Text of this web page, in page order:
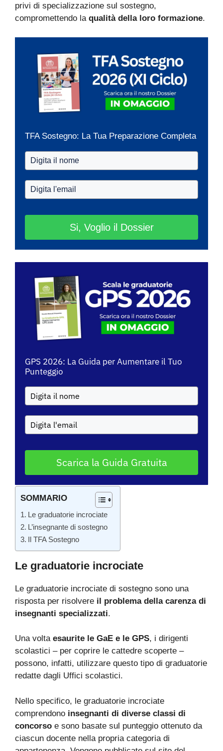
privi di specializzazione sul sostegno,
compromettendo la qualità della loro formazione.
TFA Sostegno: La Tua Preparazione Completa
Si, Voglio il Dossier
GPS 2026: La Guida per Aumentare il Tuo
Punteggio
Scarica la Guida Gratuita
SOMMARIO
Le graduatorie incrociate
L’insegnante di sostegno
Il TFA Sostegno
Le graduatorie incrociate
Le graduatorie incrociate di sostegno sono una
risposta per risolvere il problema della carenza di
insegnanti specializzati.
Una volta esaurite le GaE e le GPS, i dirigenti
scolastici – per coprire le cattedre scoperte –
possono, infatti, utilizzare questo tipo di graduatorie
redatte dagli Uffici scolastici.
Nello specifico, le graduatorie incrociate
comprendono insegnanti di diverse classi di
concorso e sono basate sul punteggio ottenuto da
ciascun docente nella propria categoria di